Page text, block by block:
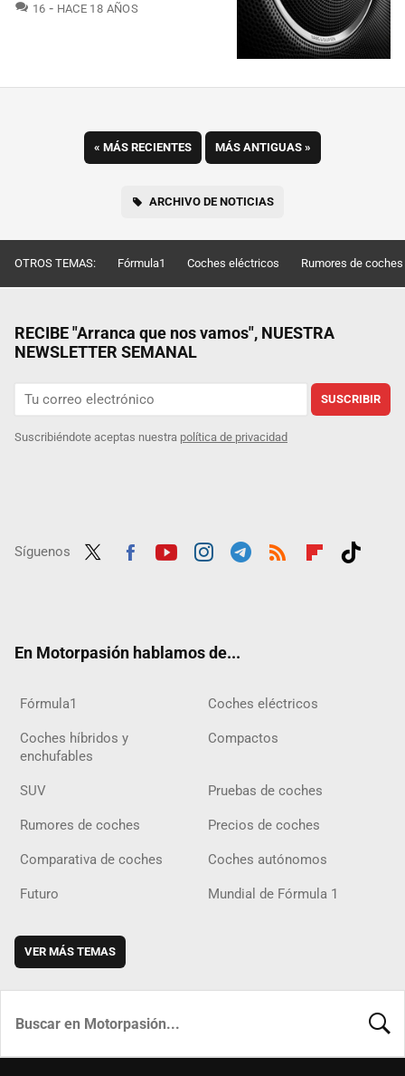
16 COMENTARIOS
HACE 18 AÑOS
« MÁS RECIENTES MÁS ANTIGUAS »
ARCHIVO DE NOTICIAS
OTROS TEMAS: Fórmula1 Coches eléctricos Rumores de coches
RECIBE "Arranca que nos vamos", NUESTRA
NEWSLETTER SEMANAL
SUSCRIBIR
Suscribiéndote aceptas nuestra política de privacidad
Síguenos
En Motorpasión hablamos de...
Fórmula1 Coches eléctricos
Coches híbridos y
enchufables
Compactos
SUV Pruebas de coches
Rumores de coches Precios de coches
Comparativa de coches Coches autónomos
Futuro Mundial de Fórmula 1
VER MÁS TEMAS